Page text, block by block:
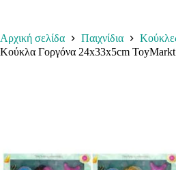
Αρχική σελίδα Παιχνίδια
Κούκλα Γοργόνα 24x33x5cm